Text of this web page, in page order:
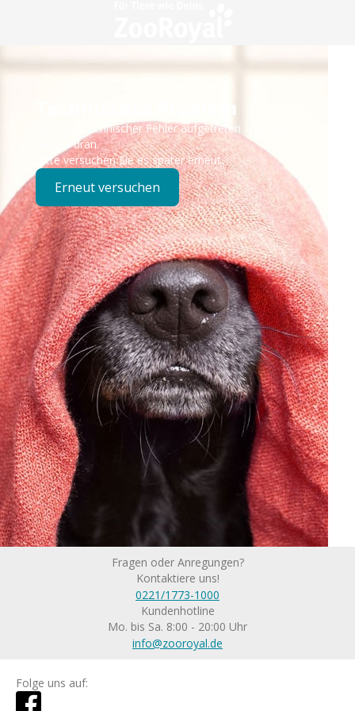
Technisches Problem
Es ist ein technischer Fehler aufgetreten – wir sind
bereits dran.
Bitte versuchen Sie es später erneut.
Erneut versuchen
Fragen oder Anregungen?
Kontaktiere uns!
0221/1773-1000
Kundenhotline
Mo. bis Sa. 8:00 - 20:00 Uhr
info@zooroyal.de
Folge uns auf: